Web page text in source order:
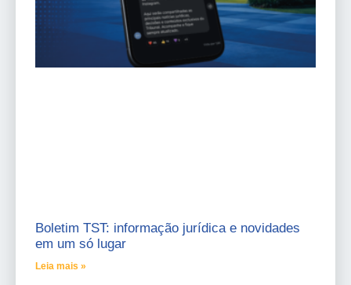
Boletim TST: informação jurídica e novidades
em um só lugar
Leia mais »